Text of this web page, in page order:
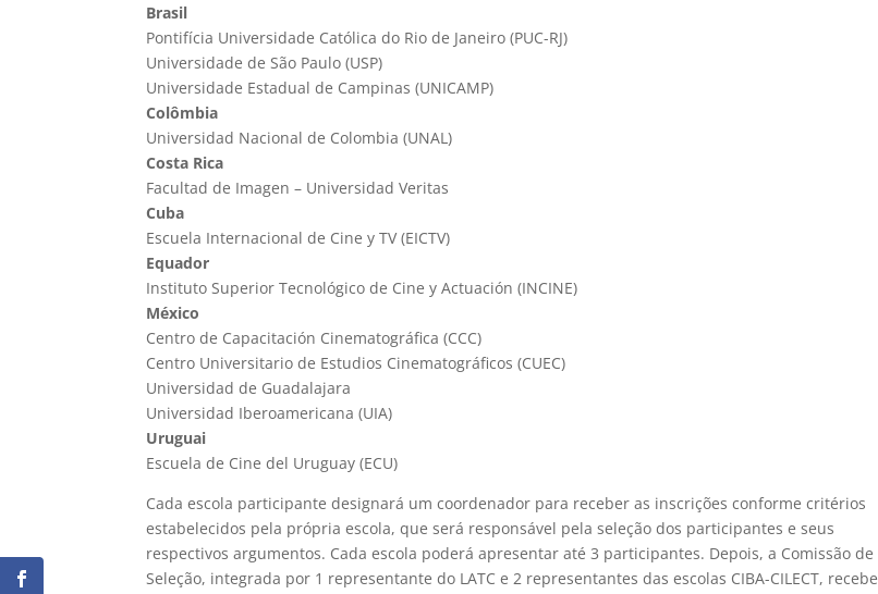
Brasil
Pontifícia Universidade Católica do Rio de Janeiro (PUC-RJ)
Universidade de São Paulo (USP)
Universidade Estadual de Campinas (UNICAMP)
Colômbia
Universidad Nacional de Colombia (UNAL)
Costa Rica
Facultad de Imagen – Universidad Veritas
Cuba
Escuela Internacional de Cine y TV (EICTV)
Equador
Instituto Superior Tecnológico de Cine y Actuación (INCINE)
México
Centro de Capacitación Cinematográfica (CCC)
Centro Universitario de Estudios Cinematográficos (CUEC)
Universidad de Guadalajara
Universidad Iberoamericana (UIA)
Uruguai
Escuela de Cine del Uruguay (ECU)
Cada escola participante designará um coordenador para receber as inscrições conforme critérios
estabelecidos pela própria escola, que será responsável pela seleção dos participantes e seus
respectivos argumentos. Cada escola poderá apresentar até 3 participantes. Depois, a Comissão de
Seleção, integrada por 1 representante do LATC e 2 representantes das escolas CIBA-CILECT, recebe